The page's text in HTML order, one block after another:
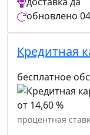
обновлено
Кредитная
бесплатное
от 14,60 %
процентная